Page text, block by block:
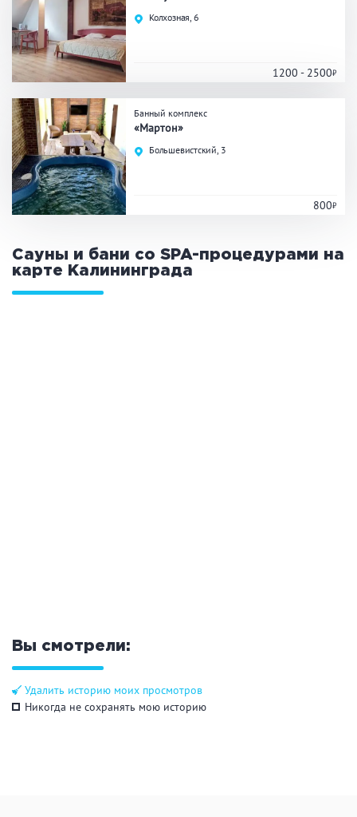
Праздник/Корпоратив
Вместимость
до 10 человек
от 20 человек
Банные услуги
Кедровая бочка
СПА
Бильярд
Колхозная, 6
1200 - 2500
Банный комплекс
«Мартон»
Большевистский, 3
800
Сауны и бани со SPA-процедурами на
карте
Калининграда
Вы смотрели:
Удалить историю моих просмотров
Никогда не сохранять мою историю